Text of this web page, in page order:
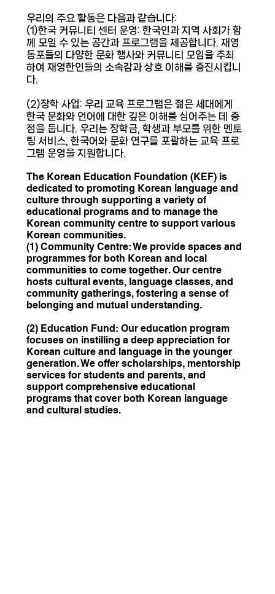
우리의 주요 활동은 다음과 같습니다:
(1)한국 커뮤니티 센터 운영: 한국인과 지역 사회가 함
께 모일 수 있는 공간과 프로그램을 제공합니다. 재영
동포들의 다양한 문화 행사와 커뮤니티 모임을 주최
하여 재영한인들의 소속감과 상호 이해를 증진시킵니
다.
(2)장학 사업: 우리 교육 프로그램은 젊은 세대에게
한국 문화와 언어에 대한 깊은 이해를 심어주는 데 중
점을 둡니다. 우리는 장학금, 학생과 부모를 위한 멘토
링 서비스, 한국어와 문화 연구를 포괄하는 교육 프로
그램 운영을 지원합니다.
The Korean Education Foundation (KEF) is
dedicated to promoting Korean language and
culture through supporting a variety of
educational programs and to manage the
Korean community centre to support various
Korean communities.
(1) Community Centre: We provide spaces and
programmes for both Korean and local
communities to come together. Our centre
hosts cultural events, language classes, and
community gatherings, fostering a sense of
belonging and mutual understanding.
(2) Education Fund: Our education program
focuses on instilling a deep appreciation for
Korean culture and language in the younger
generation. We offer scholarships, mentorship
services for students and parents, and
support comprehensive educational
programs that cover both Korean language
and cultural studies. ​